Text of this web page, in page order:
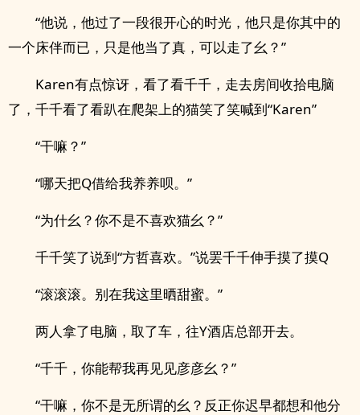
“他说，他过了一段很开心的时光，他只是你其中的
一个床伴而已，只是他当了真，可以走了幺？”
Karen有点惊讶，看了看千千，走去房间收拾电脑
了，千千看了看趴在爬架上的猫笑了笑喊到“Karen”
“干嘛？”
“哪天把Q借给我养养呗。”
“为什幺？你不是不喜欢猫幺？”
千千笑了说到“方哲喜欢。”说罢千千伸手摸了摸Q
“滚滚滚。别在我这里晒甜蜜。”
两人拿了电脑，取了车，往Y酒店总部开去。
“千千，你能帮我再见见彦彦幺？”
“干嘛，你不是无所谓的幺？反正你迟早都想和他分